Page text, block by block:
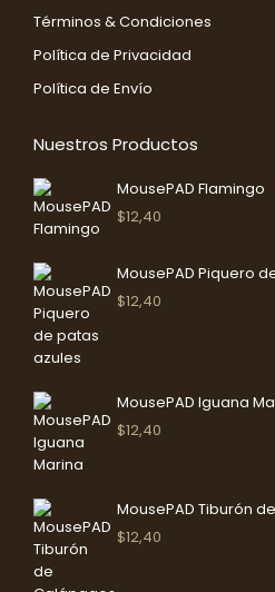
en
una
en
una
Términos & Condiciones
Política de Privacidad
Política de Envío
Nuestros Productos
MousePAD Flamingo
$12,40
MousePAD Piquero
$12,40
MousePAD Iguana
$12,40
MousePAD Tiburón
$12,40